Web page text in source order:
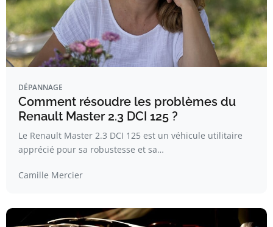
DÉPANNAGE
Comment résoudre les problèmes du
Renault Master 2.3 DCI 125 ?
Le Renault Master 2.3 DCI 125 est un véhicule utilitaire
apprécié pour sa robustesse et sa…
Camille Mercier